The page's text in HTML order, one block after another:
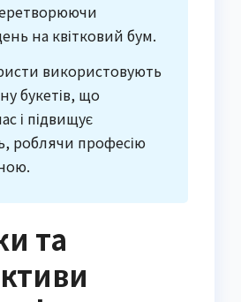
на квітковий бум.
використовують
букетів, що
і підвищує
роблячи професію
та